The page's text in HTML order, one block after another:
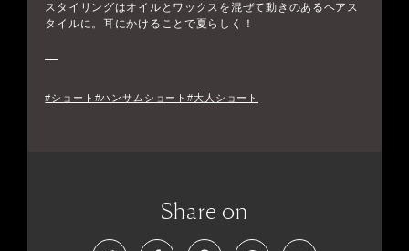
スタイリングはオイルとワックスを混ぜて動きのあるヘアス
タイルに。耳にかけることで夏らしく！
#ショート#ハンサムショート#大人ショート
Share on